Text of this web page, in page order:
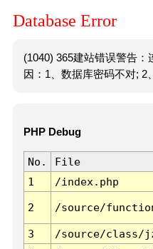
Database Error
(1040) 365建站错误警告
因：1、数据库密码不对; 2
PHP Debug
No. File
1
/index.php
2 /source/
3 /source/class/